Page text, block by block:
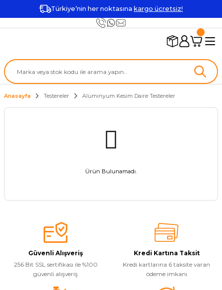
Türkiye’nin her noktasına kargo ücretsiz!
Anasayfa Testereler Alüminyum Kesim Daire Testereler
Ürün Bulunamadı.
Güvenli Alışveriş
256 Bit SSL sertifikası ile %100
güvenli alışveriş
Kredi Kartına Taksit
Kredi kartlarına 6 taksite varan
ödeme imkanı